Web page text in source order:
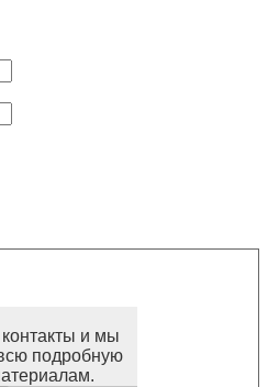
и мы
подробную